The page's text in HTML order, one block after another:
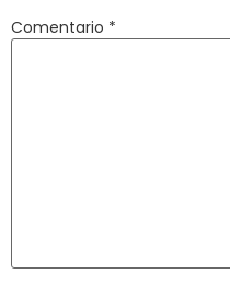
Comentario *